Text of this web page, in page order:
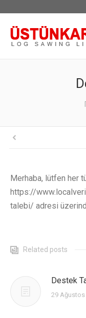
Merhaba, lütfen her
https://
talebi/ adresi
Related posts
Destek
29 Ağustos